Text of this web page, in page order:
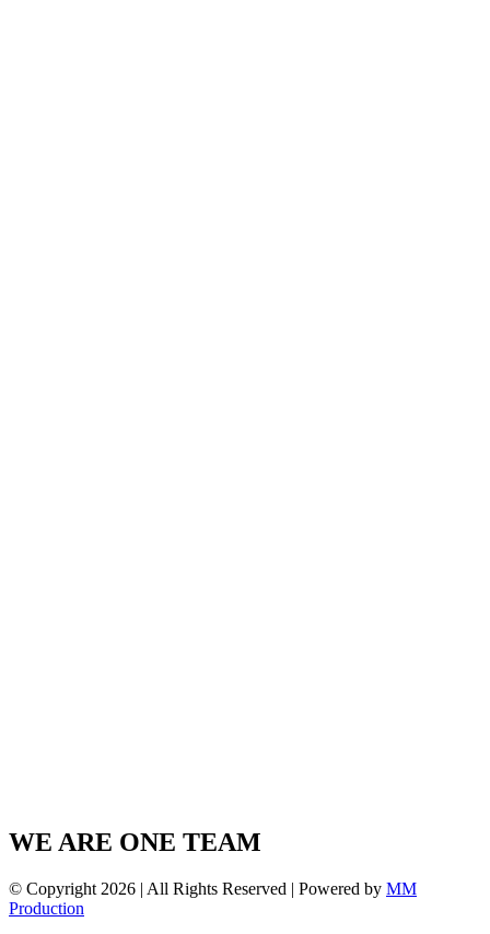
WE ARE ONE TEAM
© Copyright 2026 | All Rights Reserved | Powered by MM
Production